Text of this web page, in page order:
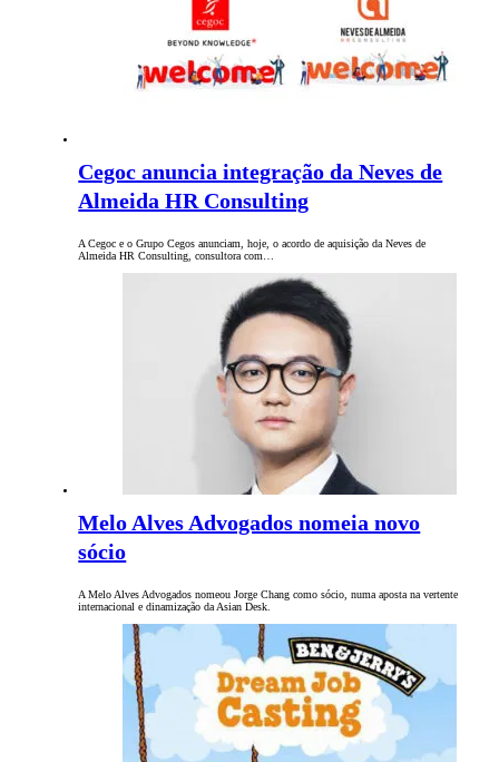
Cegoc anuncia integração da Neves de
Almeida HR Consulting
A Cegoc e o Grupo Cegos anunciam, hoje, o acordo de aquisição da Neves de
Almeida HR Consulting, consultora com…
Melo Alves Advogados nomeia novo
sócio
A Melo Alves Advogados nomeou Jorge Chang como sócio, numa aposta na vertente
internacional e dinamização da Asian Desk.